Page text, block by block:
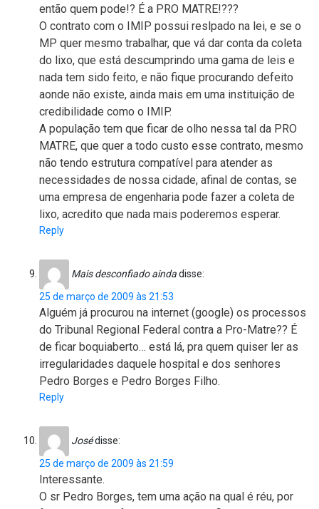
então quem pode!? É a PRO MATRE!???
O contrato com o IMIP possui reslpado na lei, e se o
MP quer mesmo trabalhar, que vá dar conta da coleta
do lixo, que está descumprindo uma gama de leis e
nada tem sido feito, e não fique procurando defeito
aonde não existe, ainda mais em uma instituição de
credibilidade como o IMIP.
A população tem que ficar de olho nessa tal da PRO
MATRE, que quer a todo custo esse contrato, mesmo
não tendo estrutura compatível para atender as
necessidades de nossa cidade, afinal de contas, se
uma empresa de engenharia pode fazer a coleta de
lixo, acredito que nada mais poderemos esperar.
Reply
Mais desconfiado aindadisse:
25 de março de 2009 às 21:53
Alguém já procurou na internet (google) os processos
do Tribunal Regional Federal contra a Pro-Matre?? É
de ficar boquiaberto… está lá, pra quem quiser ler as
irregularidades daquele hospital e dos senhores
Pedro Borges e Pedro Borges Filho.
Reply
Josédisse:
25 de março de 2009 às 21:59
Interessante.
O sr Pedro Borges, tem uma ação na qual é réu, por